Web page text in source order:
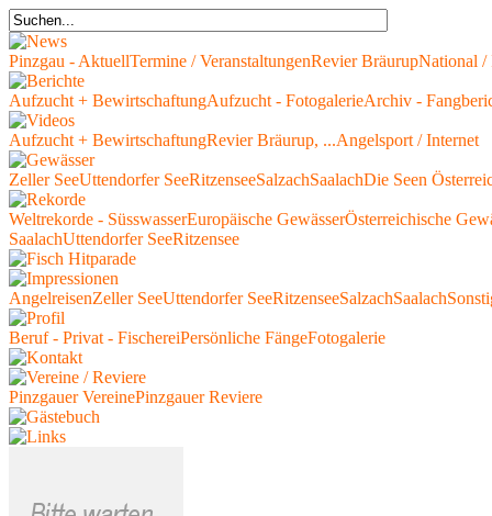
Pinzgau - AktuellTermine / VeranstaltungenRevier BräurupNational /
Aufzucht + BewirtschaftungAufzucht - FotogalerieArchiv -
Aufzucht + BewirtschaftungRevier Bräurup, ...Angelsport / Internet
Zeller SeeUttendorfer SeeRitzenseeSalzachSaalachDie Seen
Weltrekorde - SüsswasserEuropäische GewässerÖsterreichische
SaalachUttendorfer SeeRitzensee
AngelreisenZeller SeeUttendorfer SeeRitzenseeSalzachSaalach
Beruf - Privat - FischereiPersönliche FängeFotogalerie
Pinzgauer VereinePinzgauer Reviere